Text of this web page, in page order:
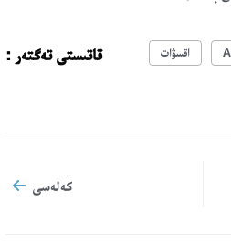
قاتىستى تەگتەر : اقسۋات
كەلەسى